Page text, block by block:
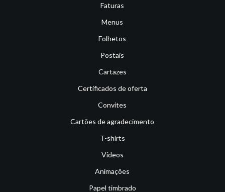
Faturas
Menus
Folhetos
Postais
Cartazes
Certificados de oferta
Convites
Cartões de agradecimento
T-shirts
Vídeos
Animações
Papel timbrado